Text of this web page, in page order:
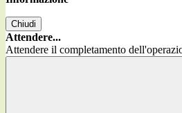
Chiudi
Attendere...
Attendere il completamento